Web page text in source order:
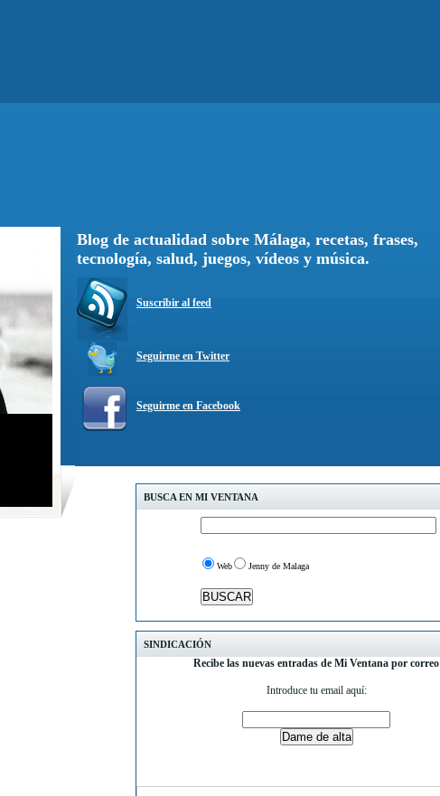
Blog de actualidad sobre Málaga, recetas, frases,
tecnología, salud, juegos, vídeos y música.
Suscribir al feed
Seguirme en Twitter
Seguirme en Facebook
BUSCA EN MI VENTANA
Web Jenny de Malaga
SINDICACIÓN
Recibe las nuevas entradas de Mi Ventana por correo
Introduce tu email aquí: